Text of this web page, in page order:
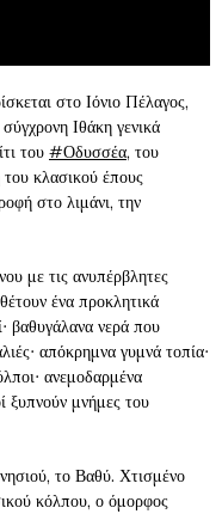
στο Ιόνιο Πέλαγος,
Ιθάκη γενικά
του #Οδυσσέα, του
κλασικού έπους
στο λιμάνι, την
με τις ανυπέρβλητες
ένα προκλητικά
βαθυγάλανα νερά που
απόκρημνα γυμνά τοπία∙
ανεμοδαρμένα
ξυπνούν μνήμες του
το Βαθύ. Χτισμένο
κόλπου, ο όμορφος